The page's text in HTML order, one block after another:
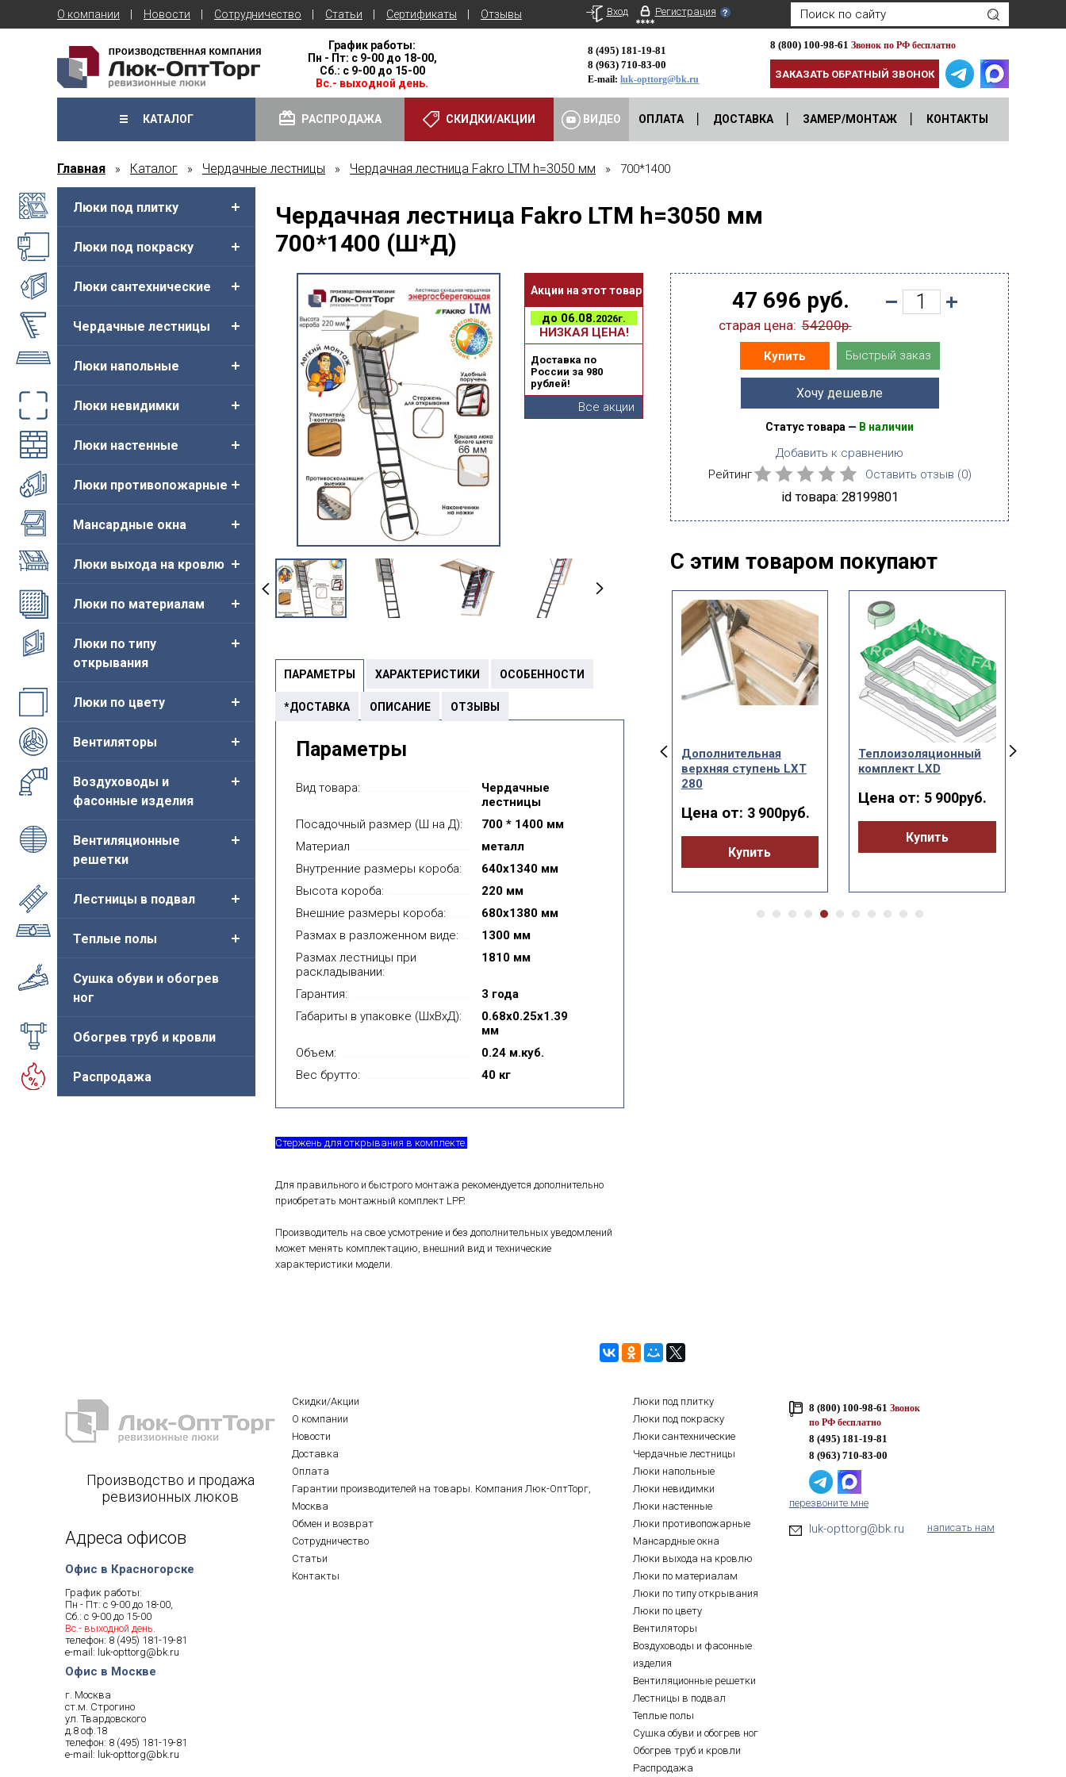
О компании Новости Сотрудничество Статьи Сертификаты Отзывы Вход Регистрация
График работы:
Пн - Пт: с 9-00 до 18-00,
Сб.: с 9-00 до 15-00
Вс.- выходной день.
8 (495) 181-19-81
8 (963) 710-83-00
E-mail:luk-opttorg@bk.ru
8 (800) 100-98-61 Звонок по РФ бесплатно
ЗАКАЗАТЬ ОБРАТНЫЙ ЗВОНОК
КАТАЛОГ РАСПРОДАЖА СКИДКИ/АКЦИИ ВИДЕО ОПЛАТА ДОСТАВКА ЗАМЕР/МОНТАЖ КОНТАКТЫ
Главная » Каталог » Чердачные лестницы » Чердачная лестница Fakro LTM h=3050 мм » 700*1400
Люки под плитку
Люки под покраску
Люки сантехнические
Чердачные лестницы
Люки напольные
Люки невидимки
Люки настенные
Люки противопожарные
Мансардные окна
Люки выхода на кровлю
Люки по материалам
Люки по типу
открывания
Люки по цвету
Вентиляторы
Воздуховоды и
фасонные изделия
Вентиляционные
решетки
Лестницы в подвал
Теплые полы
Сушка обуви и обогрев
ног
Обогрев труб и кровли
Распродажа
Чердачная лестница Fakro LTM h=3050 мм
700*1400 (Ш*Д)
ПАРАМЕТРЫ ХАРАКТЕРИСТИКИ ОСОБЕННОСТИ
*ДОСТАВКА ОПИСАНИЕ ОТЗЫВЫ
Параметры
Вид товара:
Чердачные
лестницы
Посадочный размер (Ш на Д):
700 * 1400 мм
Материал
металл
Внутренние размеры короба:
640х1340 мм
Высота короба:
220 мм
Внешние размеры короба:
680x1380 мм
Размах в разложенном виде:
1300 мм
Размах лестницы при
раскладывании:
1810 мм
Гарантия:
3 года
Габариты в упаковке (ШхВхД):
0.68x0.25x1.39
мм
Объем:
0.24 м.куб.
Вес брутто:
40 кг
Стержень для открывания в комплекте.
Для правильного и быстрого монтажа рекомендуется дополнительно
приобретать монтажный комплект LPP.
Производитель на свое усмотрение и без дополнительных уведомлений
может менять комплектацию, внешний вид и технические
характеристики модели.
Акции на этот товар
до 06.08.2026г.
НИЗКАЯ ЦЕНА!
Доставка по
России за 980
рублей!
Все акции
47 696 руб.
старая цена: 54200р.
Купить Быстрый заказ
Хочу дешевле
Статус товара — В наличии
Добавить к сравнению
Рейтинг
Оставить отзыв (0)
id товара: 28199801
С этим товаром покупают
планка
86*144
от: 8 700руб.
Купить
Цена от:
Купить
Боковой
поручень LXH 50 см
90*90*65*2,0 мм
Цена от:
Дополнительная
верхняя ступень LXT
280
Цена от: 3 900руб.
Купить
Теплоизоляционный
комплект LXD
Цена от: 5 900руб.
Купить
Производство и продажа
ревизионных люков
Адреса офисов
Офис в Красногорске
График работы:
Пн - Пт: с 9-00 до 18-00,
Сб.: с 9-00 до 15-00
Вс.- выходной день.
телефон: 8 (495) 181-19-81
e-mail: luk-opttorg@bk.ru
Офис в Москве
г. Москва
ст.м. Строгино
ул. Твардовского
д.8 оф.18
телефон: 8 (495) 181-19-81
e-mail: luk-opttorg@bk.ru
Скидки/Акции
О компании
Новости
Доставка
Оплата
Гарантии производителей на товары. Компания Люк-ОптТорг,
Москва
Обмен и возврат
Сотрудничество
Статьи
Контакты
Люки под плитку
Люки под покраску
Люки сантехнические
Чердачные лестницы
Люки напольные
Люки невидимки
Люки настенные
Люки противопожарные
Мансардные окна
Люки выхода на кровлю
Люки по материалам
Люки по типу открывания
Люки по цвету
Вентиляторы
Воздуховоды и фасонные
изделия
Вентиляционные решетки
Лестницы в подвал
Теплые полы
Сушка обуви и обогрев ног
Обогрев труб и кровли
Распродажа
8 (800) 100-98-61 Звонок
по РФ бесплатно
8 (495) 181-19-81
8 (963) 710-83-00
перезвоните мне
luk-opttorg@bk.ru написать нам